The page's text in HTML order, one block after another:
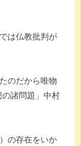
は仏教批判が
のだから唯物
諸問題」中村
の存在をいか